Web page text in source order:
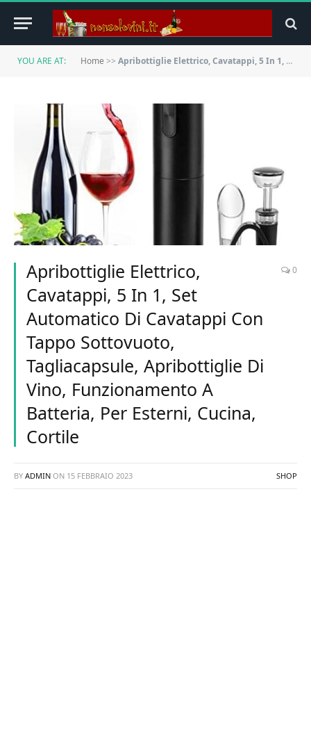
YOU ARE AT: Home >> Apribottiglie Elettrico, Cavatappi, 5 In 1, Set Automatico Di Cavatappi Con Tappo Sottovuoto, Tagliacapsule, Apribottiglie Di Vino, Funzionamento A Batteria, Per Esterni, Cucina, Cortile
Apribottiglie Elettrico,
Cavatappi, 5 In 1, Set
Automatico Di Cavatappi Con
Tappo Sottovuoto,
Tagliacapsule, Apribottiglie Di
Vino, Funzionamento A
Batteria, Per Esterni, Cucina,
Cortile
0
BY ADMIN ON 15 FEBBRAIO 2023 SHOP